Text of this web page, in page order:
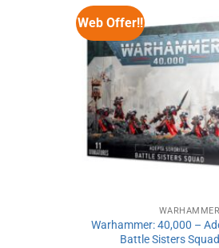
Web Offer!!
WARHAMMER
Warhammer: 40,000 –
Battle Sisters